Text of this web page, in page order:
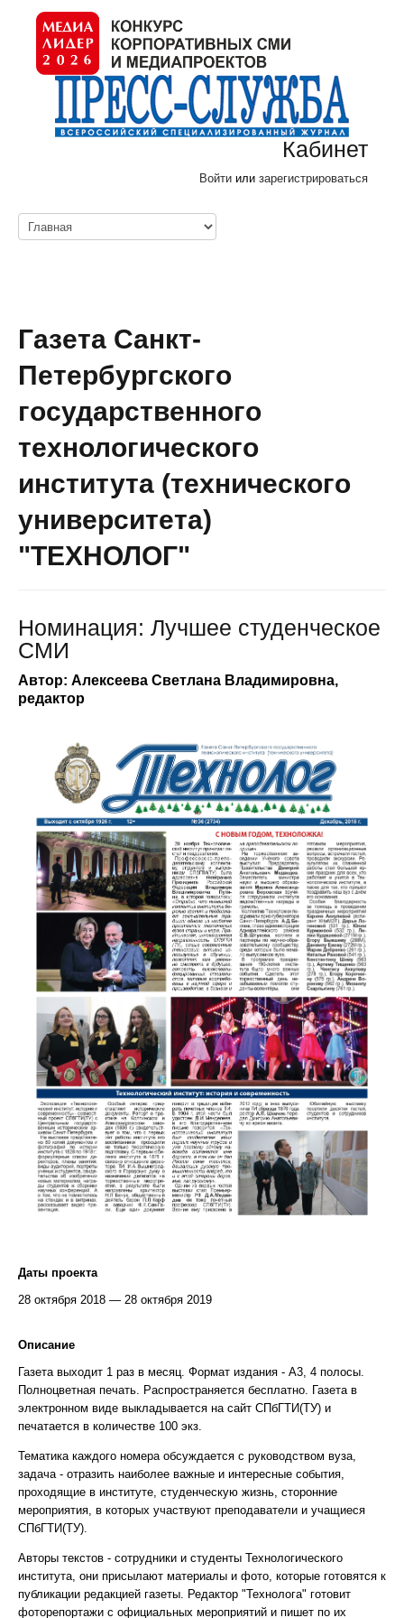
Кабинет
Войти или зарегистрироваться
Газета Санкт-
Петербургского
государственного
технологического
института (технического
университета)
"ТЕХНОЛОГ"
Номинация: Лучшее студенческое
СМИ
Автор: Алексеева Светлана Владимировна,
редактор
Даты проекта
28 октября 2018 — 28 октября 2019
Описание
Газета выходит 1 раз в месяц. Формат издания - А3, 4 полосы.
Полноцветная печать. Распространяется бесплатно. Газета в
электронном виде выкладывается на сайт СПбГТИ(ТУ) и
печатается в количестве 100 экз.
Тематика каждого номера обсуждается с руководством вуза,
задача - отразить наиболее важные и интересные события,
проходящие в институте, студенческую жизнь, сторонние
мероприятия, в которых участвуют преподаватели и учащиеся
СПбГТИ(ТУ).
Авторы текстов - сотрудники и студенты Технологического
института, они присылают материалы и фото, которые готовятся к
публикации редакцией газеты. Редактор "Технолога" готовит
фоторепортажи с официальных мероприятий и пишет по их